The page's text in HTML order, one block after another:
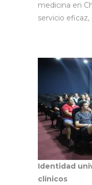
medicina en
servicio
Identidad
clínicos